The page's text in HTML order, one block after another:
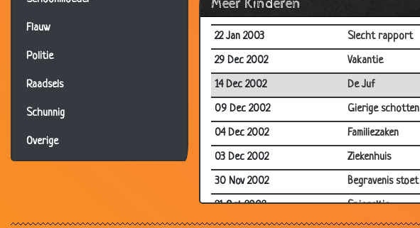
Flauw
Politie
Raadsels
Schunnig
Overige
Meer Kinderen
03 Feb 2003
22 Jan 2003
Slecht rapport
29 Dec 2002
Vakantie
14 Dec 2002
De Juf
09 Dec 2002
Gierige schotten
04 Dec 2002
Familiezaken
03 Dec 2002
Ziekenhuis
30 Nov 2002
Begravenis stoet
21 Oct 2002
Spiegeltje